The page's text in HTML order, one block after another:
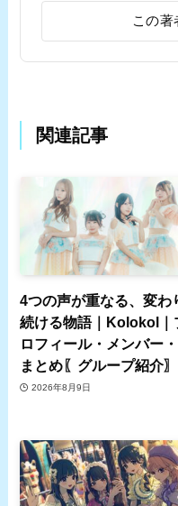
この著
関連記事
4つの声が重なる、変わ
続ける物語｜Kolokol｜
ロフィール・メンバー
まとめ〖グループ紹介〗
2026年8月9日